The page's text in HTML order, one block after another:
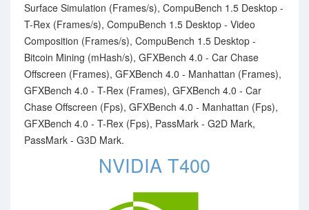
Surface Simulation (Frames/s), CompuBench 1.5 Desktop -
T-Rex (Frames/s), CompuBench 1.5 Desktop - Video
Composition (Frames/s), CompuBench 1.5 Desktop -
Bitcoin Mining (mHash/s), GFXBench 4.0 - Car Chase
Offscreen (Frames), GFXBench 4.0 - Manhattan (Frames),
GFXBench 4.0 - T-Rex (Frames), GFXBench 4.0 - Car
Chase Offscreen (Fps), GFXBench 4.0 - Manhattan (Fps),
GFXBench 4.0 - T-Rex (Fps), PassMark - G2D Mark,
PassMark - G3D Mark.
NVIDIA T400